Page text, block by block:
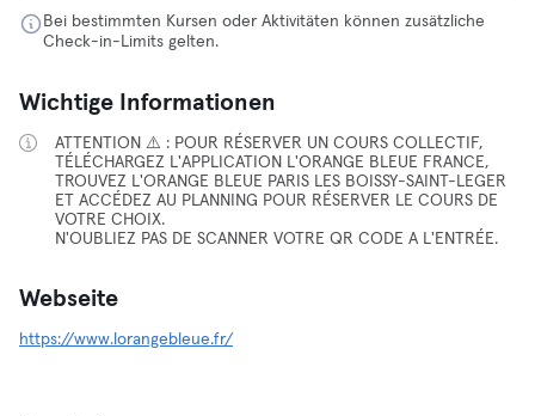
Bei bestimmten Kursen oder Aktivitäten können zusätzliche
Check-in-Limits gelten.
Wichtige Informationen
ATTENTION ⚠️ : POUR RÉSERVER UN COURS COLLECTIF,
TÉLÉCHARGEZ L'APPLICATION L'ORANGE BLEUE FRANCE,
TROUVEZ L'ORANGE BLEUE PARIS LES BOISSY-SAINT-LEGER
ET ACCÉDEZ AU PLANNING POUR RÉSERVER LE COURS DE
VOTRE CHOIX.
N'OUBLIEZ PAS DE SCANNER VOTRE QR CODE A L'ENTRÉE.
Webseite
https://www.lorangebleue.fr/